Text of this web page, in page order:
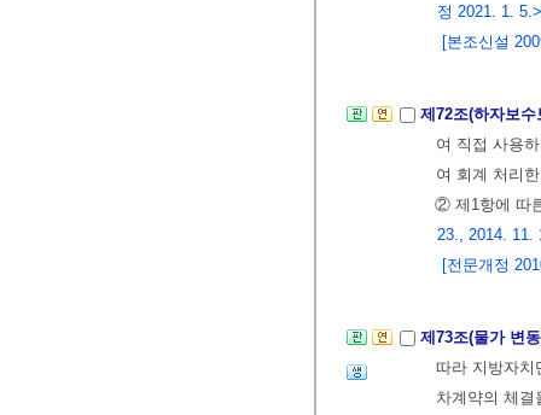
정 2021. 1. 5.>
[본조신설
제72조(하자보
여 직접 사용
여 회계 처리
② 제1항에 따
23., 2014. 11.
[전문개정
제73조(물가 변
따라 지방자치
차계약의 체